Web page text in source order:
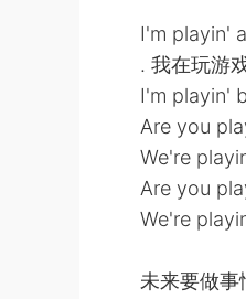
I'm playin'
. 我在玩游
I'm playin'
Are you
We're
Are you
We're
未来要做